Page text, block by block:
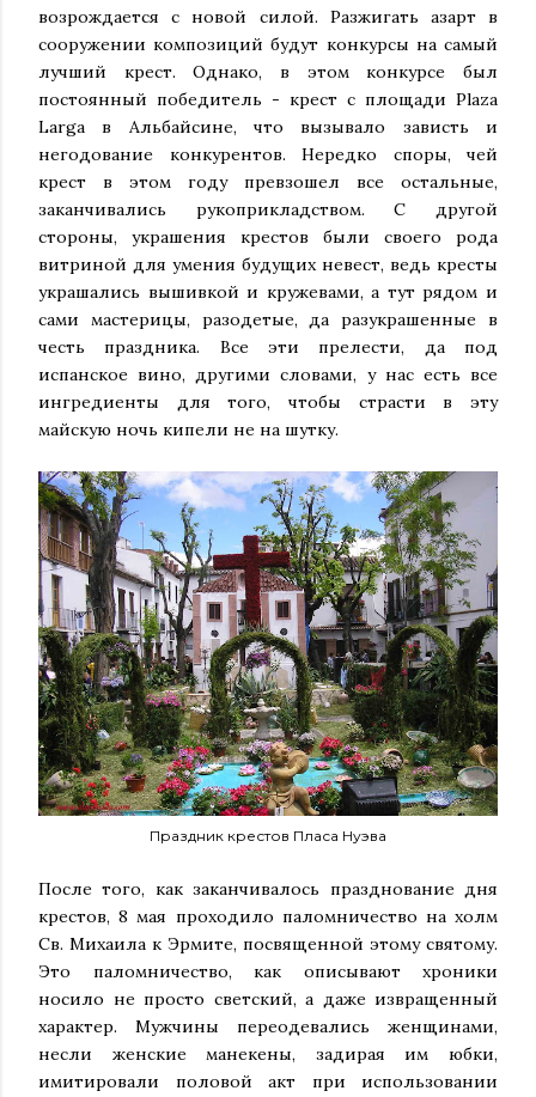
возрождается с новой силой. Разжигать азарт в
сооружении композиций будут конкурсы на самый
лучший крест. Однако, в этом конкурсе был
постоянный победитель - крест с площади Plaza
Larga в Альбайсине, что вызывало зависть и
негодование конкурентов. Нередко споры, чей
крест в этом году превзошел все остальные,
заканчивались рукоприкладством. С другой
стороны, украшения крестов были своего рода
витриной для умения будущих невест, ведь кресты
украшались вышивкой и кружевами, а тут рядом и
сами мастерицы, разодетые, да разукрашенные в
честь праздника. Все эти прелести, да под
испанское вино, другими словами, у нас есть все
ингредиенты для того, чтобы страсти в эту
майскую ночь кипели не на шутку.
Праздник крестов Пласа Нуэва
После того, как заканчивалось празднование дня
крестов, 8 мая проходило паломничество на холм
Св. Михаила к Эрмите, посвященной этому святому.
Это паломничество, как описывают хроники
носило не просто светский, а даже извращенный
характер. Мужчины переодевались женщинами,
несли женские манекены, задирая им юбки,
имитировали половой акт при использовании